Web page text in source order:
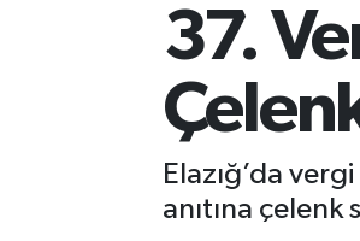
37.
Elazığ’da
anıtına çelenk
EKONOMİ
Tüm Manşetler
Son Dakika Haberleri
Haber Arşivi